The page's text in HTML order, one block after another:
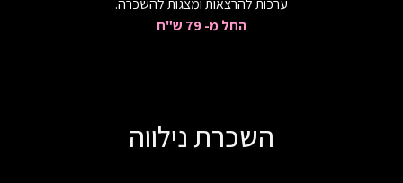
ערכות להרצאות ומצגות להשכרה.
החל מ- 79 ש"ח
השכרת נילווה